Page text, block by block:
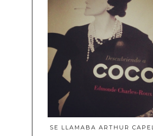
SE LLAMABA ARTHUR